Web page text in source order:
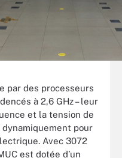
par des processeurs
à 2,6 GHz – leur
et la tension de
pour
Avec 3072
est dotée d’un